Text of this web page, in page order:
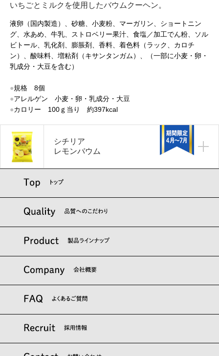
いちごとミルクを使用したバウムクーヘン。
液卵（国内製造）、砂糖、小麦粉、マーガリン、ショートニン
グ、水あめ、牛乳、ストロベリー果汁、食塩／加工でん粉、ソル
ビトール、乳化剤、膨脹剤、香料、着色料（ラック、カロチ
ン）、酸味料、増粘剤（キサンタンガム）、（一部に小麦・卵・
乳成分・大豆を含む）
●規格 8個
●アレルゲン 小麦・卵・乳成分・大豆
●カロリー 100ｇ当り 約397kcal
シチリア
レモンバウム